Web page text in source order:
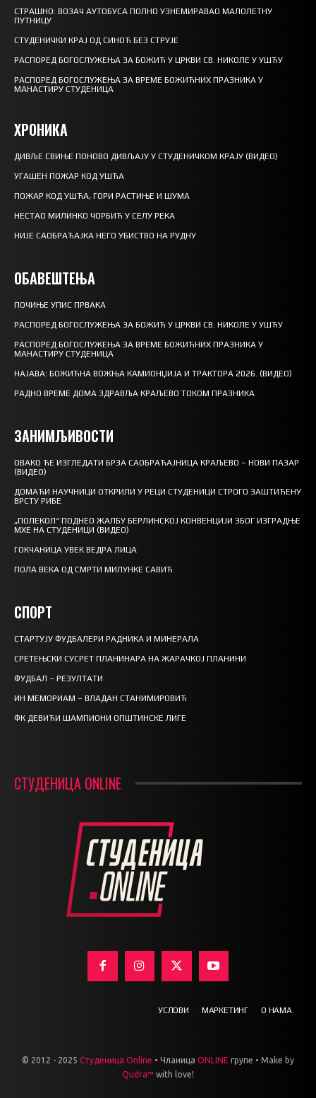
СТРАШНО: ВОЗАЧ АУТОБУСА ПОЛНО УЗНЕМИРАВАО МАЛОЛЕТНУ
ПУТНИЦУ
СТУДЕНИЧКИ КРАЈ ОД СИНОЋ БЕЗ СТРУЈЕ
РАСПОРЕД БОГОСЛУЖЕЊА ЗА БОЖИЋ У ЦРКВИ СВ. НИКОЛЕ У УШЋУ
РАСПОРЕД БОГОСЛУЖЕЊА ЗА ВРЕМЕ БОЖИЋНИХ ПРАЗНИКА У
МАНАСТИРУ СТУДЕНИЦА
ХРОНИКА
ДИВЉЕ СВИЊЕ ПОНОВО ДИВЉАЈУ У СТУДЕНИЧКОМ КРАЈУ (ВИДЕО)
УГАШЕН ПОЖАР КОД УШЋА
ПОЖАР КОД УШЋА, ГОРИ РАСТИЊЕ И ШУМА
НЕСТАО МИЛИНКО ЧОРБИЋ У СЕЛУ РЕКА
НИЈЕ САОБРАЋАЈКА НЕГО УБИСТВО НА РУДНУ
ОБАВЕШТЕЊА
ПОЧИЊЕ УПИС ПРВАКА
РАСПОРЕД БОГОСЛУЖЕЊА ЗА БОЖИЋ У ЦРКВИ СВ. НИКОЛЕ У УШЋУ
РАСПОРЕД БОГОСЛУЖЕЊА ЗА ВРЕМЕ БОЖИЋНИХ ПРАЗНИКА У
МАНАСТИРУ СТУДЕНИЦА
НАЈАВА: БОЖИЋНА ВОЖЊА КАМИОНЏИЈА И ТРАКТОРА 2026. (ВИДЕО)
РАДНО ВРЕМЕ ДОМА ЗДРАВЉА КРАЉЕВО ТОКОМ ПРАЗНИКА
ЗАНИМЉИВОСТИ
ОВАКО ЋЕ ИЗГЛЕДАТИ БРЗА САОБРАЋАЈНИЦА КРАЉЕВО – НОВИ ПАЗАР
(ВИДЕО)
ДОМАЋИ НАУЧНИЦИ ОТКРИЛИ У РЕЦИ СТУДЕНИЦИ СТРОГО ЗАШТИЋЕНУ
ВРСТУ РИБЕ
„ПОЛЕКОЛ“ ПОДНЕО ЖАЛБУ БЕРЛИНСКОЈ КОНВЕНЦИЈИ ЗБОГ ИЗГРАДЊЕ
МХЕ НА СТУДЕНИЦИ (ВИДЕО)
ГОКЧАНИЦА УВЕК ВЕДРА ЛИЦА
ПОЛА ВЕКА ОД СМРТИ МИЛУНКЕ САВИЋ
СПОРТ
СТАРТУЈУ ФУДБАЛЕРИ РАДНИКА И МИНЕРАЛА
СРЕТЕЊСКИ СУСРЕТ ПЛАНИНАРА НА ЖАРАЧКОЈ ПЛАНИНИ
ФУДБАЛ – РЕЗУЛТАТИ
ИН МЕМОРИАМ – ВЛАДАН СТАНИМИРОВИЋ
ФК ДЕВИЋИ ШАМПИОНИ ОПШТИНСКЕ ЛИГЕ
СТУДЕНИЦА ONLINE
УСЛОВИ МАРКЕТИНГ О НАМА
© 2012 - 2025 Студеница Online • Чланица ONLINE групе • Make by
Qudra™ with love!